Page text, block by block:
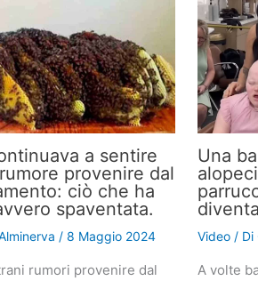
a sentire
provenire dal
ciò che ha
spaventata.
/ 8 Maggio 2024
rumori provenire dal
Una
Video/ Di
A volte